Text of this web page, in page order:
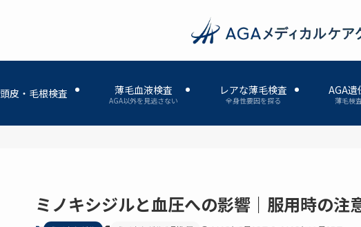
頭皮・毛根検査 薄毛血液検査
AGA以外を見逃さない
レアな薄毛検査
全身性要因を探る
AGA遺
薄毛検
ミノキシジルと血圧への影響｜服用時の注